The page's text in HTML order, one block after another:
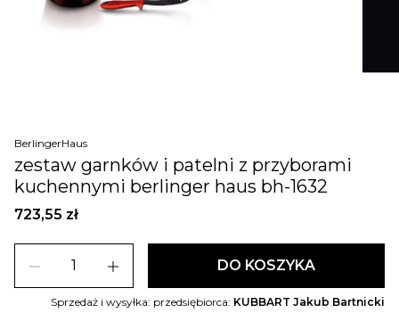
BerlingerHaus
zestaw garnków i patelni z przyborami
kuchennymi berlinger haus bh-1632
723,55 zł
remove add DO KOSZYKA
Sprzedaż i wysyłka: przedsiębiorca: KUBBART Jakub Bartnicki